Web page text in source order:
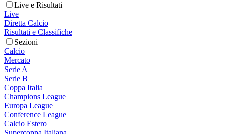
Live e Risultati
Live
Diretta Calcio
Risultati e Classifiche
Sezioni
Calcio
Mercato
Serie A
Serie B
Coppa Italia
Champions League
Europa League
Conference League
Calcio Estero